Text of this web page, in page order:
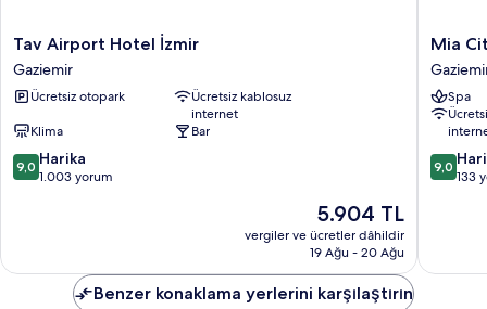
Tav
Airport
Hotel
İzmir
Gaziemir
Tav Airport Hotel İzmir
Gaziemir
Ücretsiz otopark
Ücretsiz kablosuz
internet
Klima
Bar
10
üzerinden
9,0 Harika
1.003 yorum
Güncel
fiyat:
5.904 TL
5.904 TL
vergiler ve ücretler dâhildir
19 Ağu - 20 Ağu
Mia
City
Hotel
Mia
Spa
10
9,0
133
Benzer konaklama yerlerini karşılaştırın